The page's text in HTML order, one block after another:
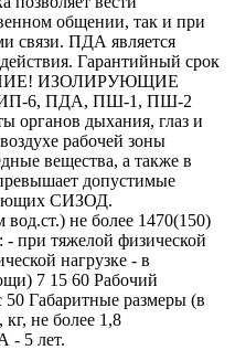
общении, так и при
связи. ПДА является
Гарантийный срок
ИЗОЛИРУЮЩИЕ
6, ПДА, ПШ-1, ПШ-2
органов дыхания, глаз и
рабочей зоны
вещества, а также в
допустимые
СИЗОД.
не более 1470(150)
при тяжелой физической
нагрузке - в
7 15 60 Рабочий
Габаритные размеры (в
не более 1,8
- 5 лет.